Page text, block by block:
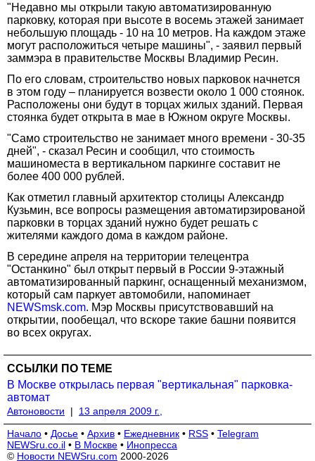
"Недавно мы открыли такую автоматизированную
парковку, которая при высоте в восемь этажей занимает
небольшую площадь - 10 на 10 метров. На каждом этаже
могут расположиться четыре машины", - заявил первый
заммэра в правительстве Москвы Владимир Ресин.
По его словам, строительство новых парковок начнется
в этом году – планируется возвести около 1 000 стоянок.
Расположены они будут в торцах жилых зданий. Первая
стоянка будет открыта в мае в Южном округе Москвы.
"Само строительство не занимает много времени - 30-35
дней", - сказал Ресин и сообщил, что стоимость
машиноместа в вертикальном паркинге составит не
более 400 000 рублей.
Как отметил главный архитектор столицы Александр
Кузьмин, все вопросы размещения автоматирзированой
парковки в торцах зданий нужно будет решать с
жителями каждого дома в каждом районе.
В середине апреля на территории телецентра
"Останкино" был открыт первый в России 9-этажный
автоматизированный паркинг, оснащенный механизмом,
который сам паркует автомобили, напоминает
NEWSmsk.com. Мэр Москвы присутствовавший на
открытии, пообещал, что вскоре такие башни появится
во всех округах.
ССЫЛКИ ПО ТЕМЕ
В Москве открылась первая "вертикальная" парковка-
автомат
Автоновости |
13 апреля 2009 г.,
Начало • Досье • Архив • Ежедневник • RSS • Telegram
NEWSru.co.il • В Москве • Инопресса
© Новости NEWSru.com 2000-2026